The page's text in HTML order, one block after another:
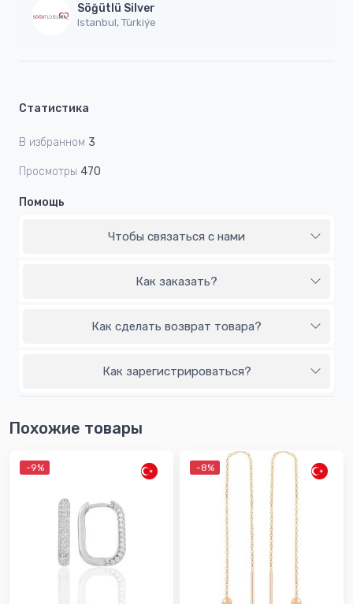
Söğütlü Silver
Istanbul, Türkiýe
Статистика
В избранном 3
Просмотры 470
Помощь
Чтобы связаться с нами
Как заказать?
Как сделать возврат товара?
Как зарегистрироваться?
Похожие товары
-9% -8%